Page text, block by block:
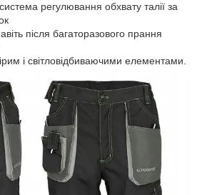
регулювання обхвату талії за
після багаторазового прання
і світловідбиваючими елементами.